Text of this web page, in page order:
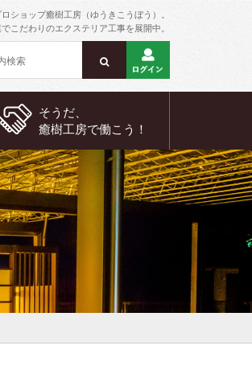
ショップ癒樹工房（ゆうきこうぼう）。
こだわりのエクステリア工事を展開中。
そうだ、
癒樹工房で働こう！